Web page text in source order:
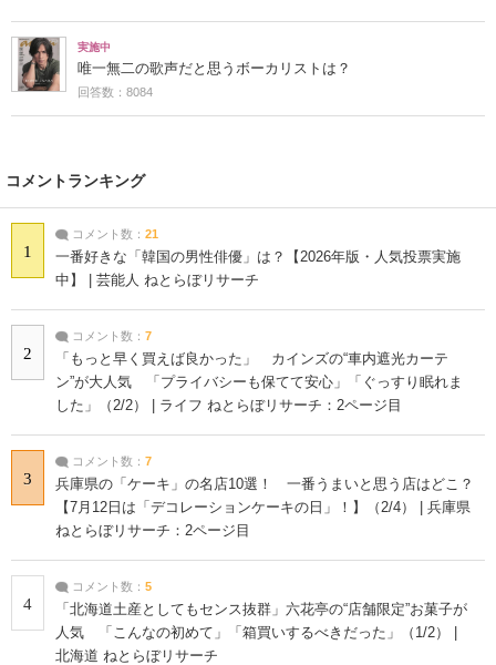
実施中
唯一無二の歌声だと思うボーカリストは？
回答数：8084
コメントランキング
1
コメント数： 21
一番好きな「韓国の男性俳優」は？【2026年版・人気投票実施
中】 | 芸能人 ねとらぼリサーチ
2
コメント数： 7
「もっと早く買えば良かった」 カインズの“車内遮光カーテ
ン”が大人気 「プライバシーも保てて安心」「ぐっすり眠れま
した」（2/2） | ライフ ねとらぼリサーチ：2ページ目
3
コメント数： 7
兵庫県の「ケーキ」の名店10選！ 一番うまいと思う店はどこ？
【7月12日は「デコレーションケーキの日」！】（2/4） | 兵庫県
ねとらぼリサーチ：2ページ目
4
コメント数： 5
「北海道土産としてもセンス抜群」六花亭の“店舗限定”お菓子が
人気 「こんなの初めて」「箱買いするべきだった」（1/2） |
北海道 ねとらぼリサーチ